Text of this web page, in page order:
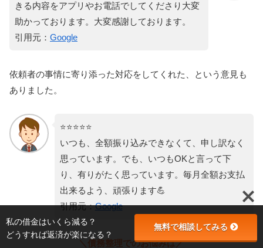
きる内容をアプリやお電話でしてくださり大変
助かっております。大変感謝しております。
引用元： Google
依頼者の事情に寄り添った対応をしてくれた、という意見も
ありました。
⭐️⭐️⭐️⭐️⭐️
いつも、全額振り込みできなくて、申し訳なく
思っています。でも、いつもOKと言って下
り、有りがたく思っています。毎月全額お支払
出来るよう、頑張ります💪
引用元：Google
＼債務整理でのお悩みは／
私の借金はいくら減る？
どうすれば返済が楽になる？
無料で相談してみる